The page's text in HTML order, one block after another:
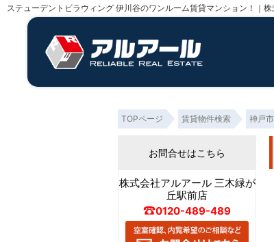
ステューデントビラウィング 伊川谷のワンルーム賃貸マンション！｜
TOPページ 賃貸物件検索 神戸
お問合せはこちら
株式会社アルアール 三木緑が
丘駅前店
0120-489-489